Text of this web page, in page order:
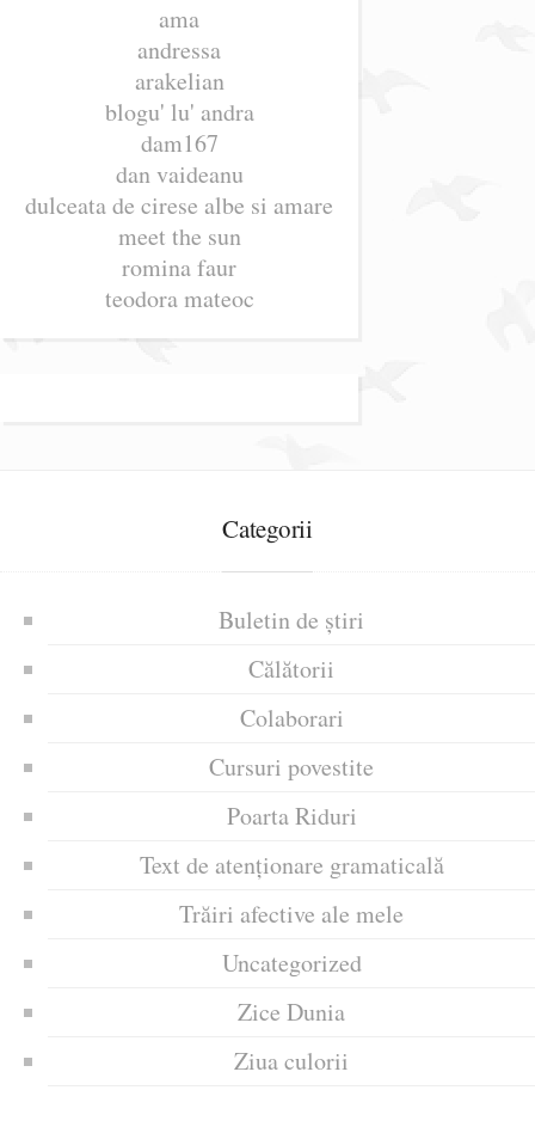
ama
andressa
arakelian
blogu' lu' andra
dam167
dan vaideanu
dulceata de cirese albe si amare
meet the sun
romina faur
teodora mateoc
Categorii
Buletin de știri
Călătorii
Colaborari
Cursuri povestite
Poarta Riduri
Text de atenționare gramaticală
Trăiri afective ale mele
Uncategorized
Zice Dunia
Ziua culorii